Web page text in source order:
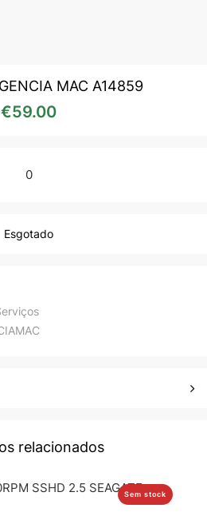
MAC A14859
€59.00
0
Esgotado
relacionados
Sem stock